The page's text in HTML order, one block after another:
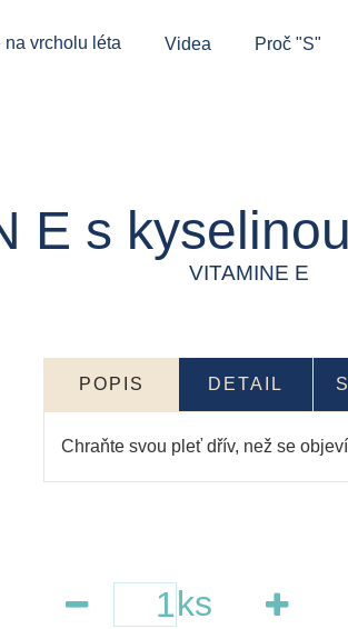
vrcholu léta Videa Proč "S"
E s
VITAMINE E
POPIS DETAIL
Chraňte svou pleť dřív, než se
ks